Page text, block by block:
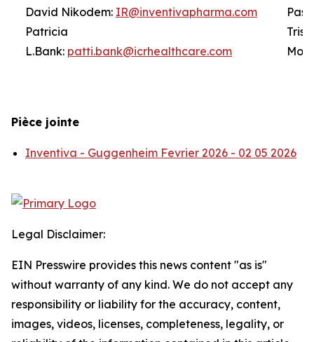
David Nikodem: IR@inventivapharma.com
Patricia
L.Bank: patti.bank@icrhealthcare.com
Pièce jointe
Inventiva - Guggenheim Fevrier 2026 - 02 05 2026
Legal Disclaimer:
EIN Presswire provides this news content "as is"
without warranty of any kind. We do not accept any
responsibility or liability for the accuracy, content,
images, videos, licenses, completeness, legality, or